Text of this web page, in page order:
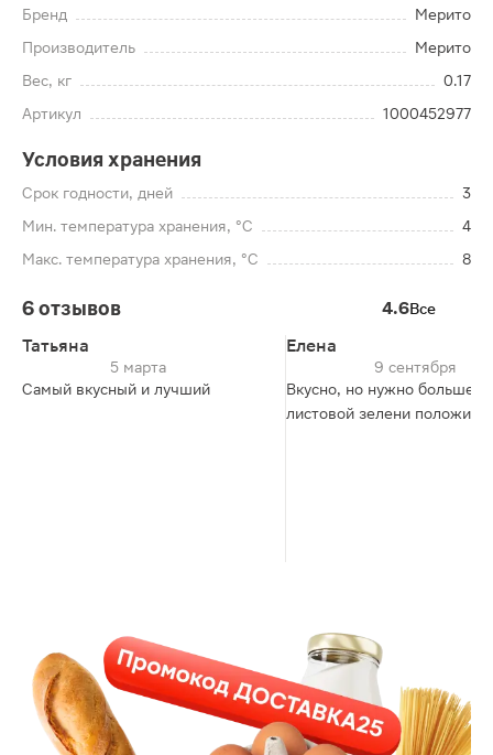
Бренд
Мерито
Производитель
Мерито
Вес, кг
0.17
Артикул
1000452977
Условия хранения
Срок годности, дней
3
Мин. температура хранения, °C
4
Макс. температура хранения, °C
8
6 отзывов 4.6Все
Татьяна
5 марта
Самый вкусный и лучший
Елена
9 сентября
Вкусно, но нужно больше
листовой зелени положить